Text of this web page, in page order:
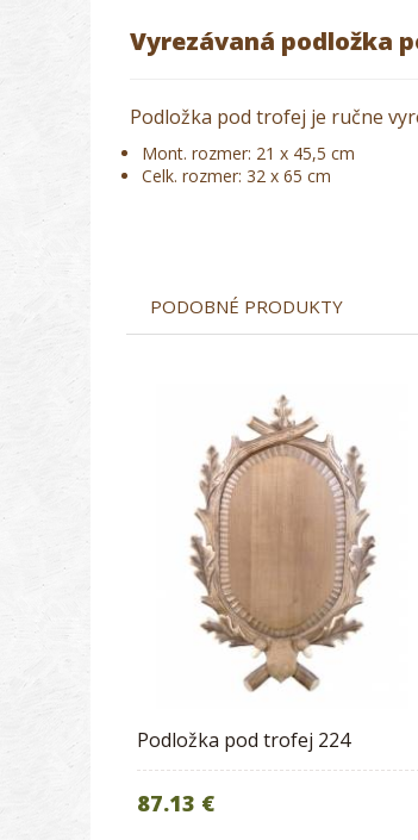
Vyrezávaná podložka
Podložka pod trofej je ručne
Mont. rozmer: 21 x 45,5 cm
Celk. rozmer: 32 x 65 cm
PODOBNÉ PRODUKTY
Podložka pod trofej 224
87.13 €